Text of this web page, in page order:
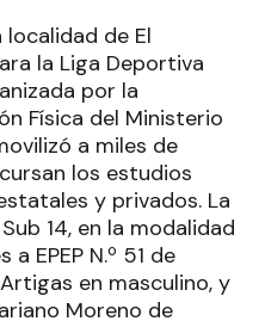
localidad de El
la Liga Deportiva
por la
Física del Ministerio
a miles de
los estudios
y privados. La
14, en la modalidad
EPEP N.º 51 de
en masculino, y
Moreno de